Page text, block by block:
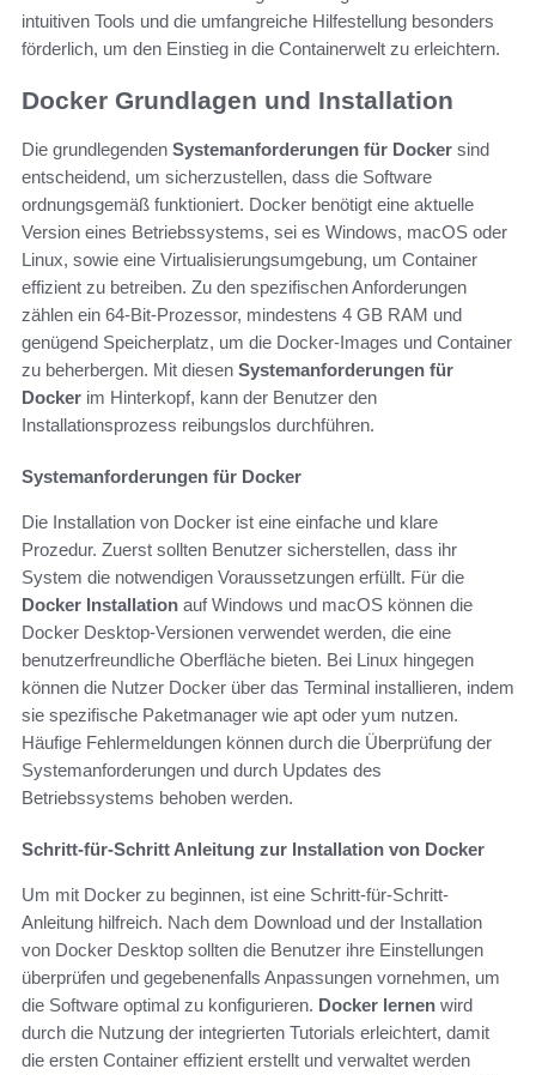
intuitiven Tools und die umfangreiche Hilfestellung besonders
förderlich, um den Einstieg in die Containerwelt zu erleichtern.
Docker Grundlagen und Installation
Die grundlegenden Systemanforderungen für Docker sind
entscheidend, um sicherzustellen, dass die Software
ordnungsgemäß funktioniert. Docker benötigt eine aktuelle
Version eines Betriebssystems, sei es Windows, macOS oder
Linux, sowie eine Virtualisierungsumgebung, um Container
effizient zu betreiben. Zu den spezifischen Anforderungen
zählen ein 64-Bit-Prozessor, mindestens 4 GB RAM und
genügend Speicherplatz, um die Docker-Images und Container
zu beherbergen. Mit diesen Systemanforderungen für
Docker im Hinterkopf, kann der Benutzer den
Installationsprozess reibungslos durchführen.
Systemanforderungen für Docker
Die Installation von Docker ist eine einfache und klare
Prozedur. Zuerst sollten Benutzer sicherstellen, dass ihr
System die notwendigen Voraussetzungen erfüllt. Für die
Docker Installation auf Windows und macOS können die
Docker Desktop-Versionen verwendet werden, die eine
benutzerfreundliche Oberfläche bieten. Bei Linux hingegen
können die Nutzer Docker über das Terminal installieren, indem
sie spezifische Paketmanager wie apt oder yum nutzen.
Häufige Fehlermeldungen können durch die Überprüfung der
Systemanforderungen und durch Updates des
Betriebssystems behoben werden.
Schritt-für-Schritt Anleitung zur Installation von Docker
Um mit Docker zu beginnen, ist eine Schritt-für-Schritt-
Anleitung hilfreich. Nach dem Download und der Installation
von Docker Desktop sollten die Benutzer ihre Einstellungen
überprüfen und gegebenenfalls Anpassungen vornehmen, um
die Software optimal zu konfigurieren. Docker lernen wird
durch die Nutzung der integrierten Tutorials erleichtert, damit
die ersten Container effizient erstellt und verwaltet werden